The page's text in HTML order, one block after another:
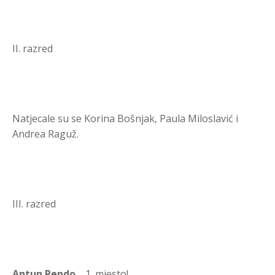
II. razred
Natjecale su se Korina Bošnjak, Paula Miloslavić i
Andrea Raguž.
III. razred